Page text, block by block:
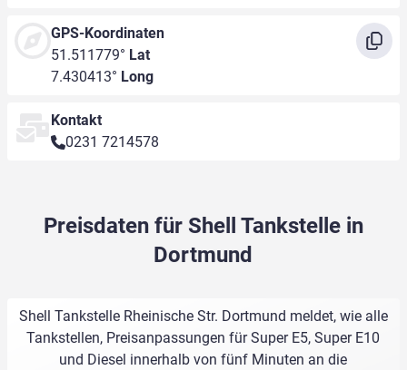
GPS-Koordinaten
51.511779° Lat
7.430413° Long
Kontakt
0231 7214578
Preisdaten für Shell Tankstelle in
Dortmund
Shell Tankstelle Rheinische Str. Dortmund meldet, wie alle
Tankstellen, Preisanpassungen für Super E5, Super E10
und Diesel innerhalb von fünf Minuten an die